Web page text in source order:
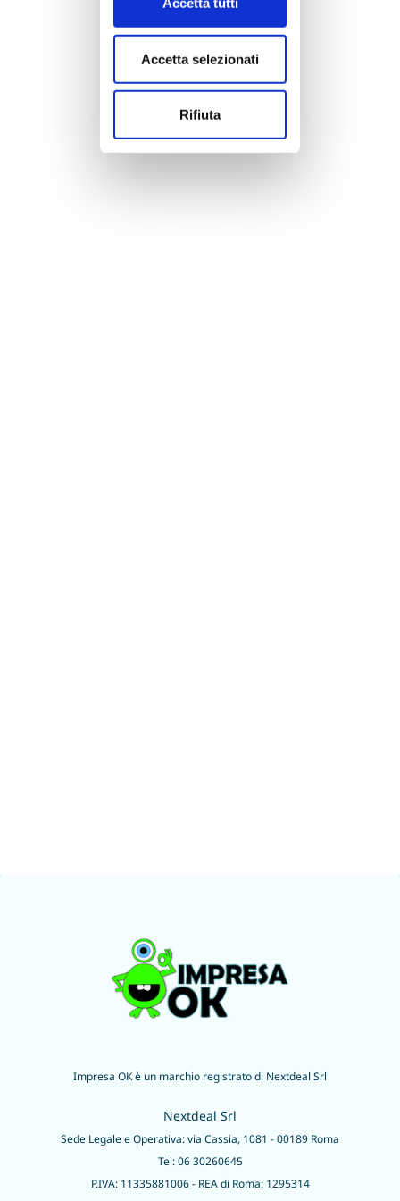
Accetta selezionati
Rifiuta
Impresa OK è un marchio registrato di Nextdeal Srl
Nextdeal Srl
Sede Legale e Operativa: via Cassia, 1081 - 00189 Roma
Tel: 06 30260645
P.IVA: 11335881006 - REA di Roma: 1295314